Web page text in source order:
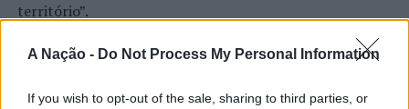
A Nação - Do Not Process My Personal Information
If you wish to opt-out of the sale, sharing to third parties, or
território”.
Incomparáveis no âmbito de mais uma edição da Feira de
na Covilhã, sendo considerada um dos mais antigos